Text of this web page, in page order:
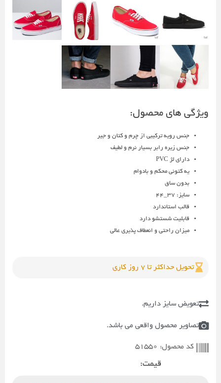
ویژگی های محصول:
جنس رویه ترکیبی از چرم و کتان و جیر
جنس زیره رابر بسیار نرم و لطیف
دارای لژ PVC
یه کتونی محکم و بادوام
بدون ساق
سایز: 37_44
قالب استاندارد
قابلیت شستشو دارد
میزان راحتی و انعطاف پذیری عالی
تحویل حداکثر تا 7 روز کاری
تعویض سایز داریم.
تصاویر محصول واقعی می باشد.
کد محصول: 51550
قیمت: